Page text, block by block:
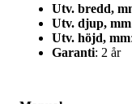
Utv. bredd,
Utv. djup, mm
Utv. höjd, mm
Garanti: 2 år